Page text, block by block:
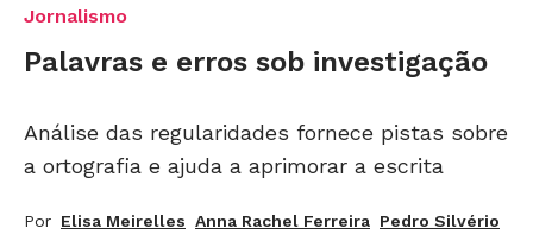
Jornalismo
Palavras e erros sob investigação
Análise das regularidades fornece pistas sobre
a ortografia e ajuda a aprimorar a escrita
Por Elisa Meirelles Anna Rachel Ferreira Pedro Silvério